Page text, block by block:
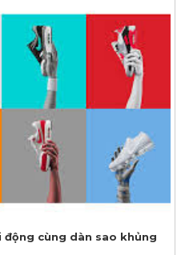
động cùng dàn sao khủng